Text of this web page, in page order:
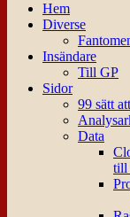
Hem
Diverse
Insändare
Till GP
Sidor
99 sätt
Data
till